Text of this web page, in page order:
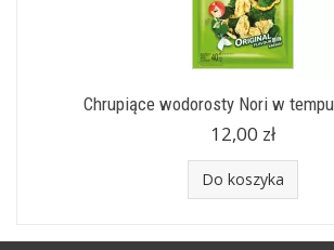
Chrupiące wodorosty Nori w
12,00 zł
Do koszyka